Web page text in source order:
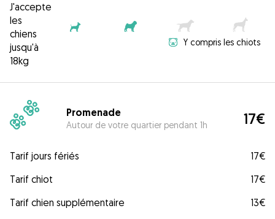
J'accepte
les
chiens
jusqu'à
18kg
Y compris les chiots
Promenade
Autour de votre quartier pendant 1h 17€
Tarif jours fériés
17€
Tarif chiot
17€
Tarif chien supplémentaire
13€